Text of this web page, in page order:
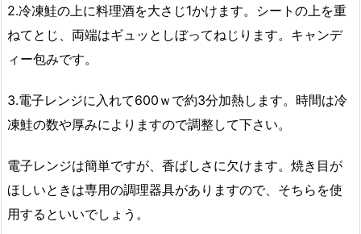
2.冷凍鮭の上に料理酒を大さじ1かけます。シートの上を重
ねてとじ、両端はギュッとしぼってねじります。キャンデ
ィー包みです。
3.電子レンジに入れて600ｗで約3分加熱します。時間は冷
凍鮭の数や厚みによりますので調整して下さい。
電子レンジは簡単ですが、香ばしさに欠けます。 焼き目が
ほしいときは専用の調理器具がありますので、そちらを使
用するといいでしょう。